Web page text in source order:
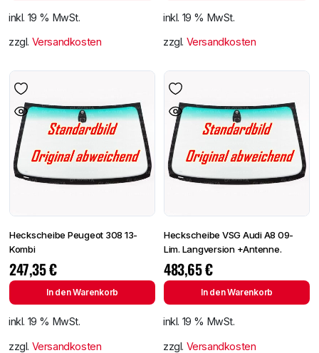
inkl. 19 % MwSt.
zzgl. Versandkosten
inkl. 19 % MwSt.
zzgl. Versandkosten
Heckscheibe Peugeot 308 13-
Kombi
247,35€
In den Warenkorb
inkl. 19 % MwSt.
zzgl. Versandkosten
Heckscheibe VSG Audi A8 09-
Lim. Langversion +Antenne.
483,65€
In den Warenkorb
inkl. 19 % MwSt.
zzgl. Versandkosten